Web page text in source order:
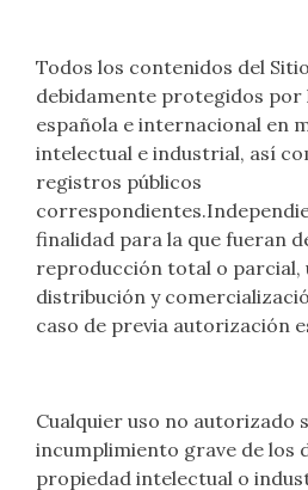
Todos los contenidos del
debidamente protegidos por
española e internacional en
intelectual e industrial, así
registros públicos
finalidad para la que fueran
reproducción total o parcial,
distribución y
caso de previa autorización
Cualquier uso no autorizado
incumplimiento grave de los
propiedad intelectual o